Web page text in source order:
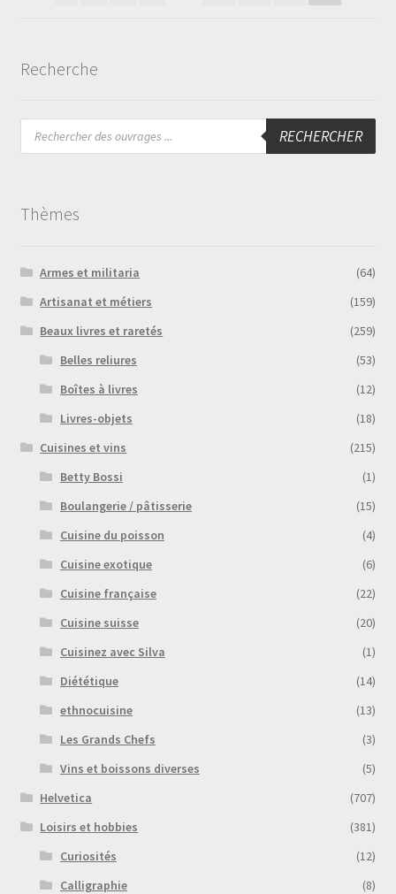
Recherche
Recherche
produits
RECHERCHER
Thèmes
Armes et militaria
(64)
Artisanat et métiers
(159)
Beaux livres et raretés
(259)
Belles reliures
(53)
Boîtes à livres
(12)
Livres-objets
(18)
Cuisines et vins
(215)
Betty Bossi
(1)
Boulangerie / pâtisserie
(15)
Cuisine du poisson
(4)
Cuisine exotique
(6)
Cuisine française
(22)
Cuisine suisse
(20)
Cuisinez avec Silva
(1)
Diététique
(14)
ethnocuisine
(13)
Les Grands Chefs
(3)
Vins et boissons diverses
(5)
Helvetica
(707)
Loisirs et hobbies
(381)
Curiosités
(12)
Calligraphie
(8)